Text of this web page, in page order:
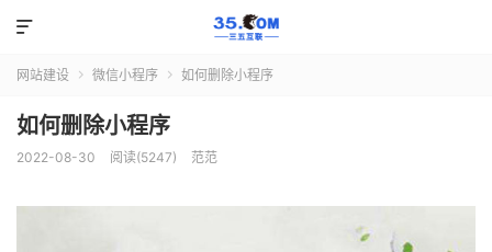

网站建设  微信小程序  如何删除小程序
如何删除小程序
2022-08-30 阅读(5247) 范范